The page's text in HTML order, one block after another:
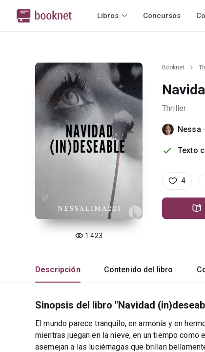
Libros Concursos
1 423
Booknet
Thriller
Nessa
Texto
4
Descripción Contenido del libro
Sinopsis del libro "Navidad
El mundo parece tranquilo, en armonía y en
mientras juegan en la nieve, en un tiempo
asemejan a las luciérnagas que brillan